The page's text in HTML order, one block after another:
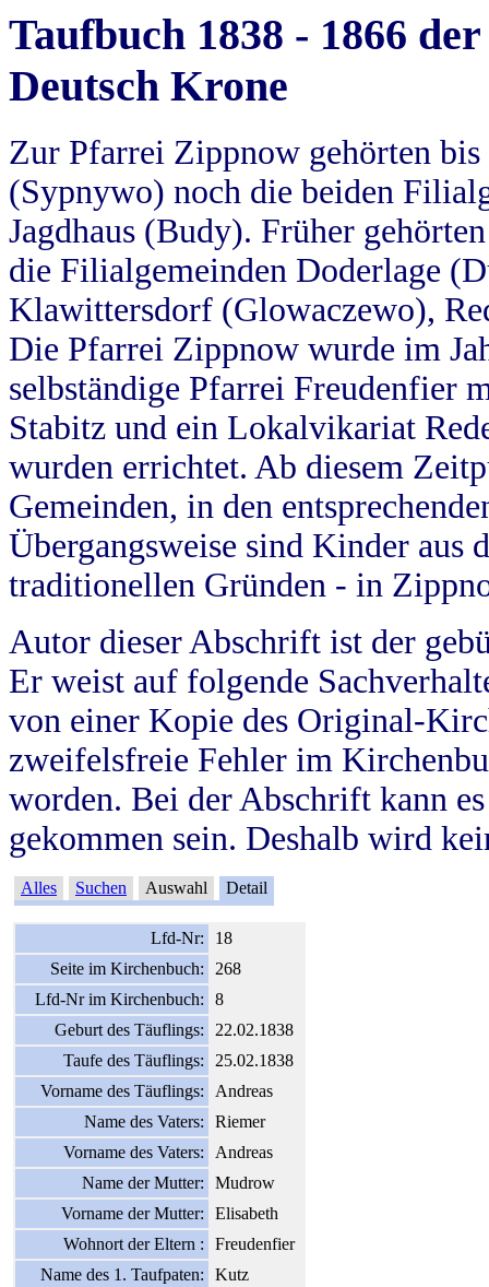
Taufbuch 1838 - 1866
Deutsch Krone
Zur Pfarrei Zippnow gehörten
(Sypnywo) noch die beiden
Jagdhaus (Budy). Früher
die Filialgemeinden Doderlage
Klawittersdorf (Glowaczewo),
Die Pfarrei Zippnow wurde im
selbständige Pfarrei Freudenfier
Stabitz und ein Lokalvikariat
wurden errichtet. Ab diesem
Gemeinden, in den
Übergangsweise sind Kinder aus
traditionellen Gründen - in
Autor dieser Abschrift ist der
Er weist auf folgende
von einer Kopie des Original-
zweifelsfreie Fehler im
worden. Bei der Abschrift kann
gekommen sein. Deshalb wird
Alles Suchen Auswahl Detail
Lfd-Nr:
18
Seite im Kirchenbuch:
268
Lfd-Nr im Kirchenbuch:
8
Geburt des Täuflings:
22.02.1838
Taufe des Täuflings:
25.02.1838
Vorname des Täuflings:
Andreas
Name des Vaters:
Riemer
Vorname des Vaters:
Andreas
Name der Mutter:
Mudrow
Vorname der Mutter:
Elisabeth
Wohnort der Eltern :
Freudenfier
Name des 1. Taufpaten:
Kutz